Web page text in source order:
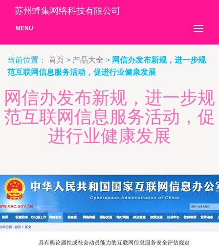
苏州蜂集网络科技有限公司
MENU
当前位置： 首页 > 产品大全 > 网信办发布新规，进一步规
范互联网信息服务活动，促进行业健康发展
网信办发布新规，进一步规
范互联网信息服务活动，促
进行业健康发展